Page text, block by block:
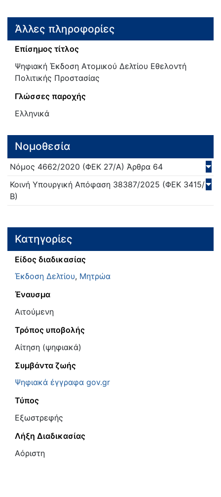
Άλλες πληροφορίες
Επίσημος τίτλος
Ψηφιακή Έκδοση Ατομικού Δελτίου Εθελοντή
Πολιτικής Προστασίας
Γλώσσες παροχής
Ελληνικά
Νομοθεσία
Νόμος 4662/2020 (ΦΕΚ 27/Α) Άρθρα 64
Κοινή Υπουργική Απόφαση 38387/2025 (ΦΕΚ 3415/
Β)
Κατηγορίες
Είδος διαδικασίας
Έκδοση Δελτίου, Μητρώα
Έναυσμα
Αιτούμενη
Τρόπος υποβολής
Αίτηση (ψηφιακά)
Συμβάντα ζωής
Ψηφιακά έγγραφα gov.gr
Τύπος
Εξωστρεφής
Λήξη Διαδικασίας
Αόριστη